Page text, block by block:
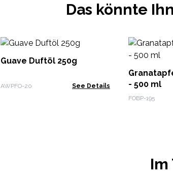
Das könnte
Guave Duftöl 250g
AWPFO-20 See Details
- 500 ml
FOBP-195
Im